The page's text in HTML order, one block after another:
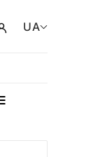
UA